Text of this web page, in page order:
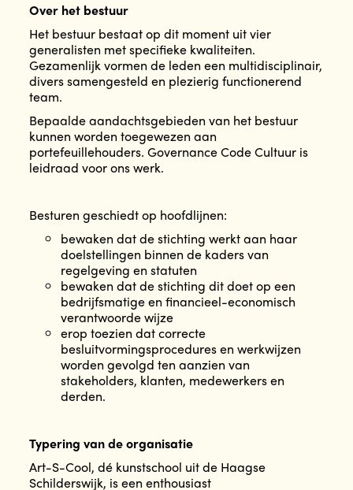
Over het bestuur
Het bestuur bestaat op dit moment uit vier
generalisten met specifieke kwaliteiten.
Gezamenlijk vormen de leden een multidisciplinair,
divers samengesteld en plezierig functionerend
team.
Bepaalde aandachtsgebieden van het bestuur
kunnen worden toegewezen aan
portefeuillehouders. Governance Code Cultuur is
leidraad voor ons werk.
Besturen geschiedt op hoofdlijnen:
bewaken dat de stichting werkt aan haar
doelstellingen binnen de kaders van
regelgeving en statuten
bewaken dat de stichting dit doet op een
bedrijfsmatige en financieel-economisch
verantwoorde wijze
erop toezien dat correcte
besluitvormingsprocedures en werkwijzen
worden gevolgd ten aanzien van
stakeholders, klanten, medewerkers en
derden.
Typering van de organisatie
Art-S-Cool, dé kunstschool uit de Haagse
Schilderswijk, is een enthousiast